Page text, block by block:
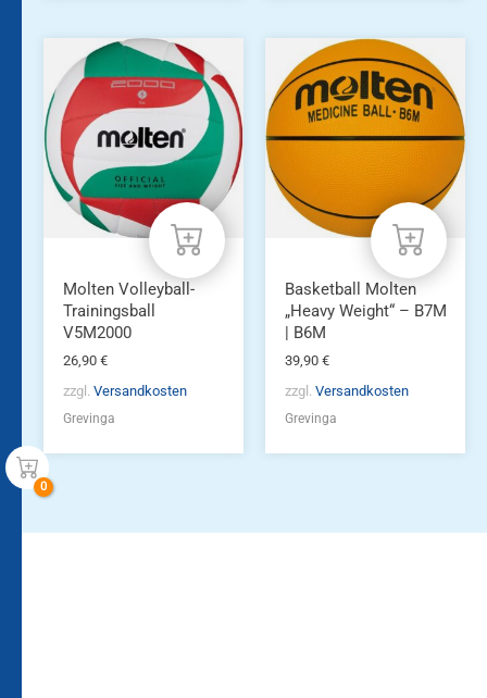
Molten Volleyball-
Trainingsball
V5M2000
26,90 €
zzgl. Versandkosten
Grevinga
Dieses
Produkt
weist
mehrere
Varianten
Optionen
können
Produktseite
gewählt
werden
Basketball Molten
„Heavy Weight“ – B7M
| B6M
39,90 €
zzgl. Versandkosten
Grevinga